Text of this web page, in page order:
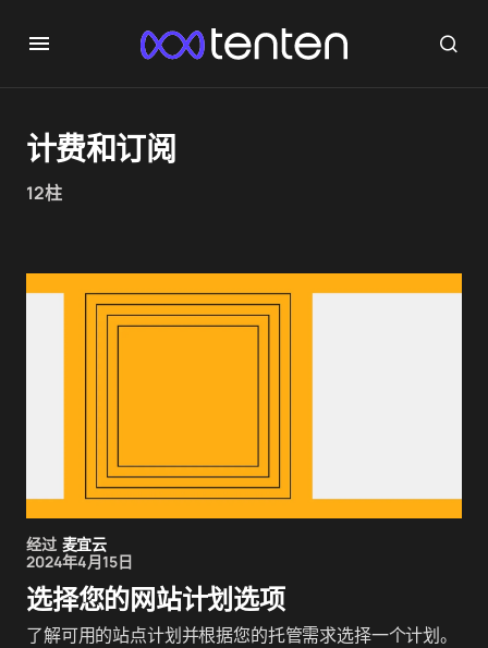
计费和订阅
12柱
经过 麦宜云
2024年4月15日
选择您的网站计划选项
了解可用的站点计划并根据您的托管需求选择一个计划。